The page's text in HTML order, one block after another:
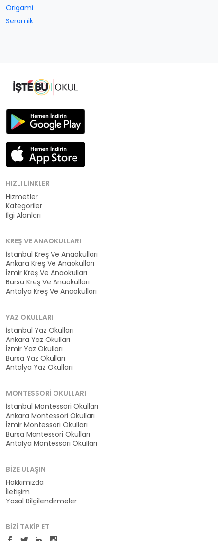
Origami
Seramik
HIZLI LINKLER
Hizmetler
Kategoriler
İlgi Alanları
KREŞ VE ANAOKULLARI
İstanbul Kreş Ve Anaokulları
Ankara Kreş Ve Anaokulları
İzmir Kreş Ve Anaokulları
Bursa Kreş Ve Anaokulları
Antalya Kreş Ve Anaokulları
YAZ OKULLARI
İstanbul Yaz Okulları
Ankara Yaz Okulları
İzmir Yaz Okulları
Bursa Yaz Okulları
Antalya Yaz Okulları
MONTESSORI OKULLARI
İstanbul Montessori Okulları
Ankara Montessori Okulları
İzmir Montessori Okulları
Bursa Montessori Okulları
Antalya Montessori Okulları
BIZE ULAŞIN
Hakkımızda
İletişim
Yasal Bilgilendirmeler
BIZI TAKIP ET